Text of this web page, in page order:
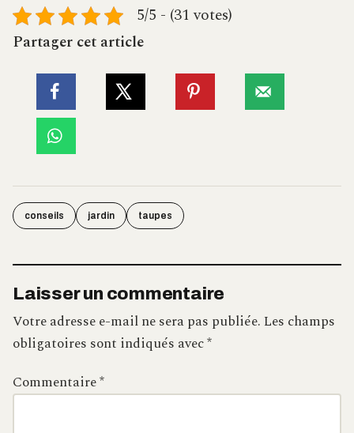
5/5 - (31 votes)
Partager cet article
conseils jardin taupes
Laisser un commentaire
Votre adresse e-mail ne sera pas publiée.Les champs
obligatoires sont indiqués avec*
Commentaire*